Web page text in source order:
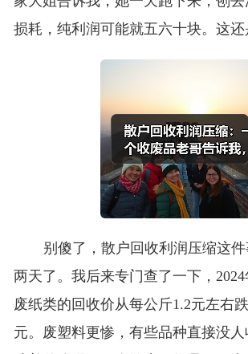
损耗，纯利润可能就五六十块。这还
别傻了，散户回收利润压缩这
两天了。我后来专门查了一下，2024
废纸类的回收价从每公斤1.2元左右
元。废塑料更惨，有些品种直接没